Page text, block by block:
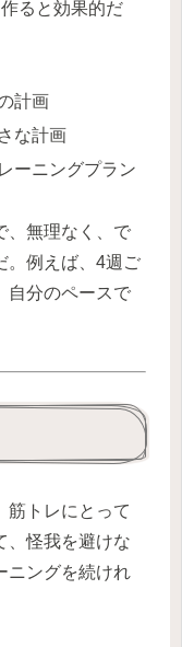
ると効果的だ
計画
な計画
ーニングプラン
、無理なく、で
。例えば、4週ご
自分のペースで
筋トレにとって
、怪我を避けな
ニングを続けれ